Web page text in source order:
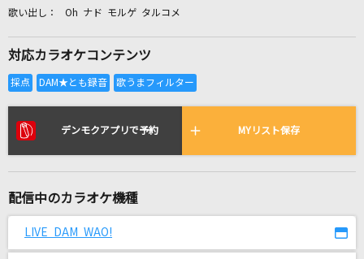
全国りれき
リアルタイムで歌われている曲の一覧
ミスター
Oh ナド モルゲ タルコメ
対応カラオケコンテンツ
デンモクアプリで予約 MYリスト保存
配信中のカラオケ機種
LIVE DAM WAO!